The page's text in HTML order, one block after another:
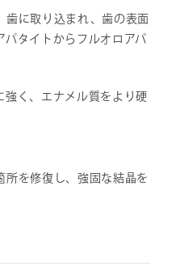
歯に取り込まれ、歯の表面
パタイトからフルオロアパ
強く、エナメル質をより硬
所を修復し、強固な結晶を